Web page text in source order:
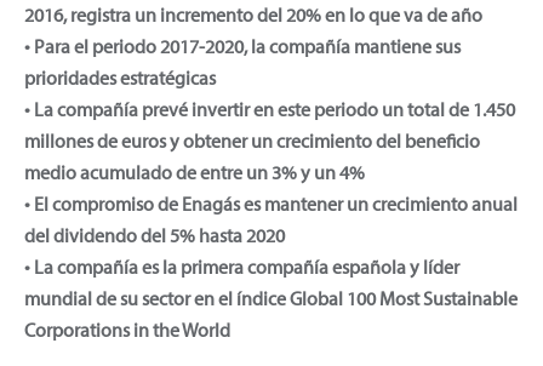
2016, registra un incremento del 20% en lo que va de año
• Para el periodo 2017-2020, la compañía mantiene sus
prioridades estratégicas
• La compañía prevé invertir en este periodo un total de 1.450
millones de euros y obtener un crecimiento del beneficio
medio acumulado de entre un 3% y un 4%
• El compromiso de Enagás es mantener un crecimiento anual
del dividendo del 5% hasta 2020
• La compañía es la primera compañía española y líder
mundial de su sector en el índice Global 100 Most Sustainable
Corporations in the World